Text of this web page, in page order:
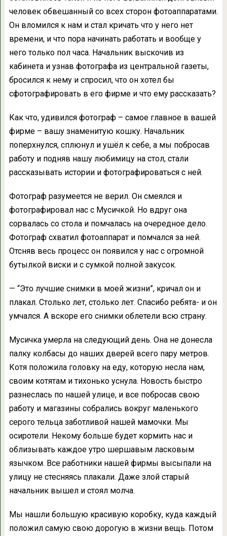
человек обвешанный со всех сторон фотоаппаратами.
Он вломился к нам и стал кричать что у него нет
времени, и что пора начинать работать и вообще у
него только пол часа. Начальник выскочив из
кабинета и узнав фотографа из центральной газеты,
бросился к нему и спросил, что он хотел бы
сфотографировать в его фирме и что ему рассказать?
Как что, удивился фотограф – самое главное в вашей
фирме – вашу знаменитую кошку. Начальник
поперхнулся, сплюнул и ушёл к себе, а мы побросав
работу и подняв нашу любимицу на стол, стали
рассказывать истории и фотографироваться с ней.
Фотограф разумеется не верил. Он смеялся и
фотографировал нас с Мусичкой. Но вдруг она
сорвалась со стола и помчалась на очередное дело.
Фотограф схватил фотоаппарат и помчался за ней.
Отсняв весь процесс он появился у нас с огромной
бутылкой виски и с сумкой полной закусок.
— “Это лучшие снимки в моей жизни”, кричал он и
плакал. Столько лет, столько лет. Спасибо ребята- и он
умчался. А вскоре его снимки облетели всю страну.
Мусичка умерла на следующий день. Она не донесла
палку колбасы до наших дверей всего пару метров.
Котя положила головку на еду, которую несла нам,
своим котятам и тихонько уснула. Новость быстро
разнеслась по нашей улице, и все побросав свою
работу и магазины собрались вокруг маленького
серого тельца заботливой нашей мамочки. Мы
осиротели. Некому больше будет кормить нас и
облизывать каждое утро шершавым ласковым
язычком. Все работники нашей фирмы высыпали на
улицу не стесняясь плакали. Даже злой старый
начальник вышел и стоял молча.
Мы нашли большую красивую коробку, куда каждый
положил самую свою дорогую в жизни вещь. Потом